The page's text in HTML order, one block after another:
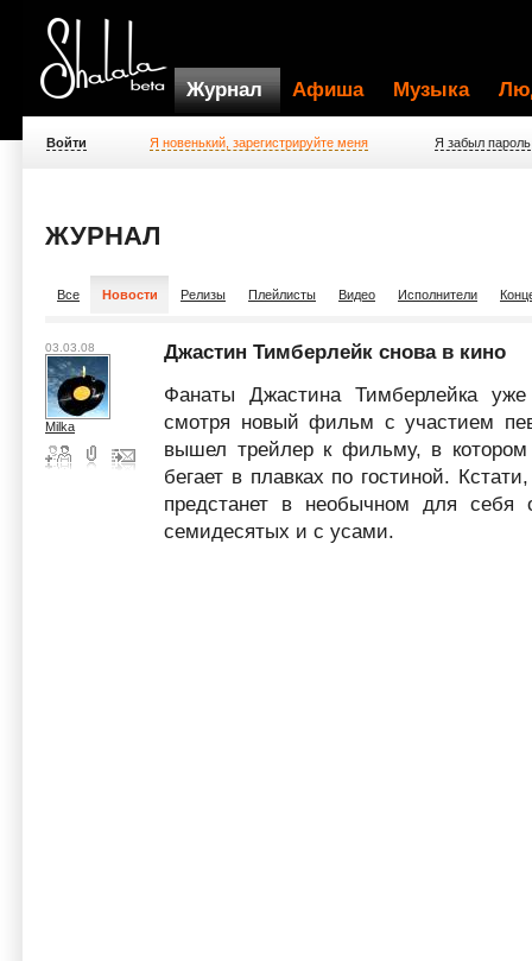
Журнал Афиша Музыка
Войти Я новенький, зарегистрируйте меня Я забыл пароль
ЖУРНАЛ
Все Новости Релизы Плейлисты Видео Исполнители
03.03.08
Milka
Джастин Тимберлейк снова в кино
Фанаты Джастина Тимберлейка
смотря новый фильм с участием
вышел трейлер к фильму, в
бегает в плавках по гостиной.
предстанет в необычном для
семидесятых и с усами.